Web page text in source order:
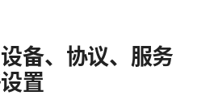
备、协议、服务
置